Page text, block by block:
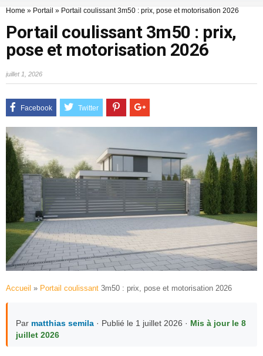
Home » Portail » Portail coulissant 3m50 : prix, pose et motorisation 2026
Portail coulissant 3m50 : prix,
pose et motorisation 2026
juillet 1, 2026
Accueil » Portail coulissant 3m50 : prix, pose et motorisation 2026
Par matthias semila · Publié le 1 juillet 2026 · Mis à jour le 8
juillet 2026